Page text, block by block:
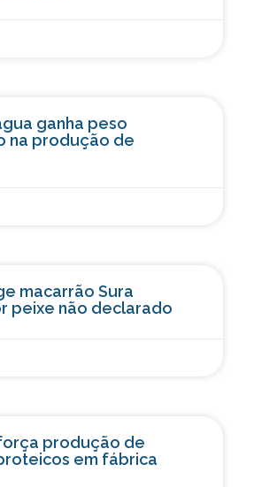
ganha peso
na produção de
macarrão Sura
peixe não declarado
produção de
em fábrica